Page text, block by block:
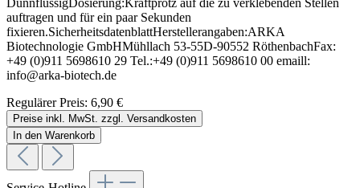
DünnflüssigDosierung:Kraftprotz auf die zu verklebenden Stellen
auftragen und für ein paar Sekunden
fixieren.SicherheitsdatenblattHerstellerangaben:ARKA
Biotechnologie GmbHMühllach 53-55D-90552 RöthenbachFax:
+49 (0)911 5698610 29 Tel.:+49 (0)911 5698610 00 emaill:
info@arka-biotech.de
Regulärer Preis: 6,90 €
Preise inkl. MwSt. zzgl. Versandkosten
In den Warenkorb